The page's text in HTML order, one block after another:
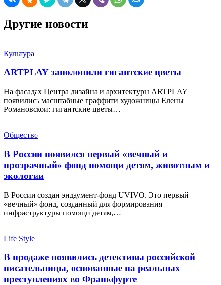
Другие новости
Культура
ARTPLAY заполонили гигантские цветы
На фасадах Центра дизайна и архитектуры ARTPLAY
появились масштабные граффити художницы Елены
Романовской: гигантские цветы…
Общество
В России появился первый «вечный и
прозрачный» фонд помощи детям, животным и
экологии
В России создан эндаумент-фонд UVIVO. Это первый
«вечный» фонд, созданный для формирования
инфраструктуры помощи детям,…
Life Style
В продаже появились детективы российской
писательницы, основанные на реальных
преступлениях во Франкфурте